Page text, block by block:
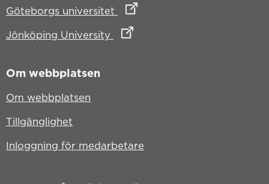
Göteborgs universitet Länk till annan webbplats
Jönköping University Länk till annan webbplats
Om webbplatsen
Om webbplatsen
Tillgänglighet
Inloggning för medarbetare